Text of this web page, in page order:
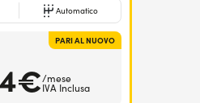
Automatico
PARI AL NUOVO
/mese
IVA Inclusa